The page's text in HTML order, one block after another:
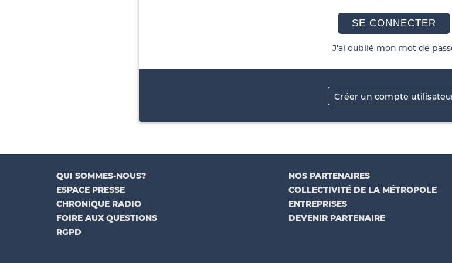
SE CONNECTER
J'ai oublié mon mot de
Créer un compte
QUI SOMMES-NOUS?
ESPACE PRESSE
CHRONIQUE RADIO
FOIRE AUX QUESTIONS
RGPD
NOS PARTENAIRES
COLLECTIVITÉ DE LA MÉTROPOLE
ENTREPRISES
DEVENIR PARTENAIRE